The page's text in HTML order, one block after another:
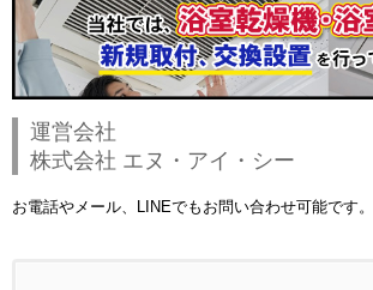
運営会社
株式会社 エヌ・アイ・シー
お電話やメール、LINEでもお問い合わせ可能です。